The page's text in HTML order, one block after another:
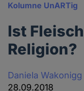
Kolumne UnARTig
Ist
Religion?
Daniela Wakonigg
28.09.2018